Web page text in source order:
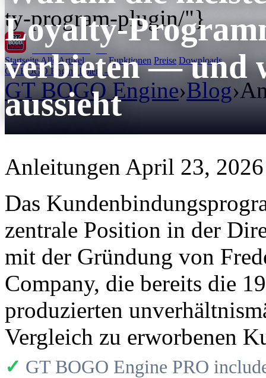
ty-program-plugin/"}
GT BOGO
Engine
StartseiteAlle Artikel Funktionen Preise Downloads
GT BOGO Engine holen →
GT BOGO Engine›Blog›
Loyalty-
verbieten — und
aussieht
Anleitungen April 23, 2026
Das
zentrale Position in der
mit der Gründung von
Company, die bereits die
produzierten
Vergleich zu erworbenen
✓ GT BOGO Engine PRO